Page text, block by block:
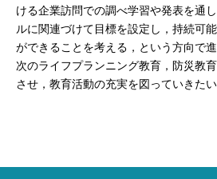
ける企業訪問での調べ学習や発表を通
ルに関連づけて目標を設定し，持続可
ができることを考える，という方向で
次のライフプランニング教育，防災教
させ，教育活動の充実を図っていきたい